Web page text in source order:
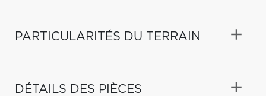
PARTICULARITÉS DU TERRAIN
DÉTAILS DES PIÈCES